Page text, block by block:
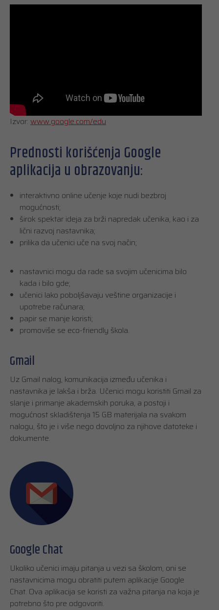
Izvor: www.google.com/edu
Prednosti korišćenja Google
aplikacija u obrazovanju:
interaktivno online učenje koje nudi bezbroj
mogućnosti;
širok spektar ideja za brži napredak učenika, kao i za
lični razvoj nastavnika;
prilika da učenici uče na svoj način;
nastavnici mogu da rade sa svojim učenicima bilo
kada i bilo gde;
učenici lako poboljšavaju veštine organizacije i
upotrebe računara;
papir se manje koristi;
promoviše se eco-friendly škola.
Gmail
Uz Gmail nalog, komunikacija između učenika i
nastavnika je lakša i brža. Učenici mogu koristiti Gmail za
slanje i primanje akademskih poruka, a postoji i
mogućnost skladištenja 15 GB materijala na svakom
nalogu, što je i više nego dovoljno za njihove datoteke i
dokumente.
Google Chat
Ukoliko učenici imaju pitanja u vezi sa školom, oni se
nastavnicima mogu obratiti putem aplikacije Google
Chat. Ova aplikacija se koristi za važna pitanja na koja je
potrebno što pre odgovoriti.